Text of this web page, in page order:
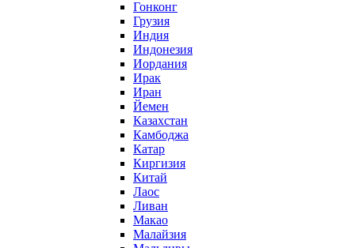
Гонконг
Грузия
Индия
Индонезия
Иордания
Ирак
Иран
Йемен
Казахстан
Камбоджа
Катар
Киргизия
Китай
Лаос
Ливан
Макао
Малайзия